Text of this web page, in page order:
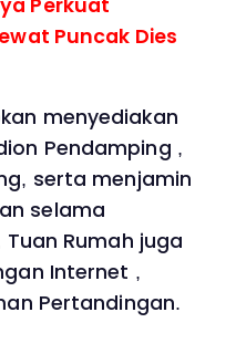
Puncak Dies
menyediakan
Pendamping ,
serta menjamin
selama
Rumah juga
Internet ,
Pertandingan.